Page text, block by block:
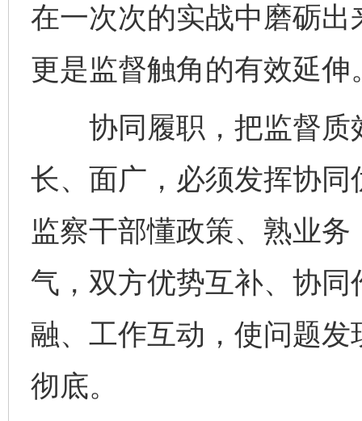
在一次次的实战中磨砺出
更是监督触角的有效延伸
协同履职，把监督质
长、面广，必须发挥协
监察干部懂政策、熟业
气，双方优势互补、协
融、工作互动，使问题
彻底。